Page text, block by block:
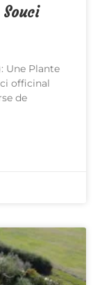
Une Plante
officinal
de